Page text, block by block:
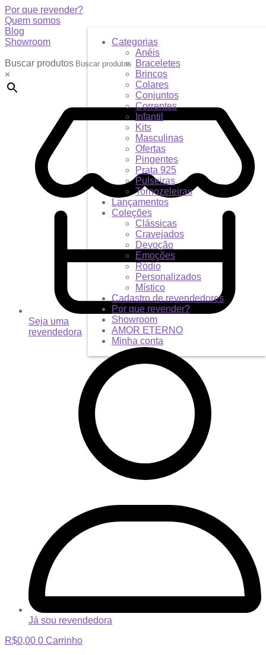
Por que revender?
Quem somos
Blog
Showroom
Buscar produtos
×
Seja uma
revendedora
Já sou revendedora
R$0,00 0 Carrinho
Categorias
Anéis
Braceletes
Brincos
Colares
Conjuntos
Correntes
Infantil
Kits
Masculinas
Ofertas
Pingentes
Prata 925
Pulseiras
Tornozeleiras
Lançamentos
Coleções
Clássicas
Cravejados
Devoção
Emoções
Ródio
Personalizados
Místico
Cadastro de revendedores
Por que revender?
Showroom
AMOR ETERNO
Minha conta